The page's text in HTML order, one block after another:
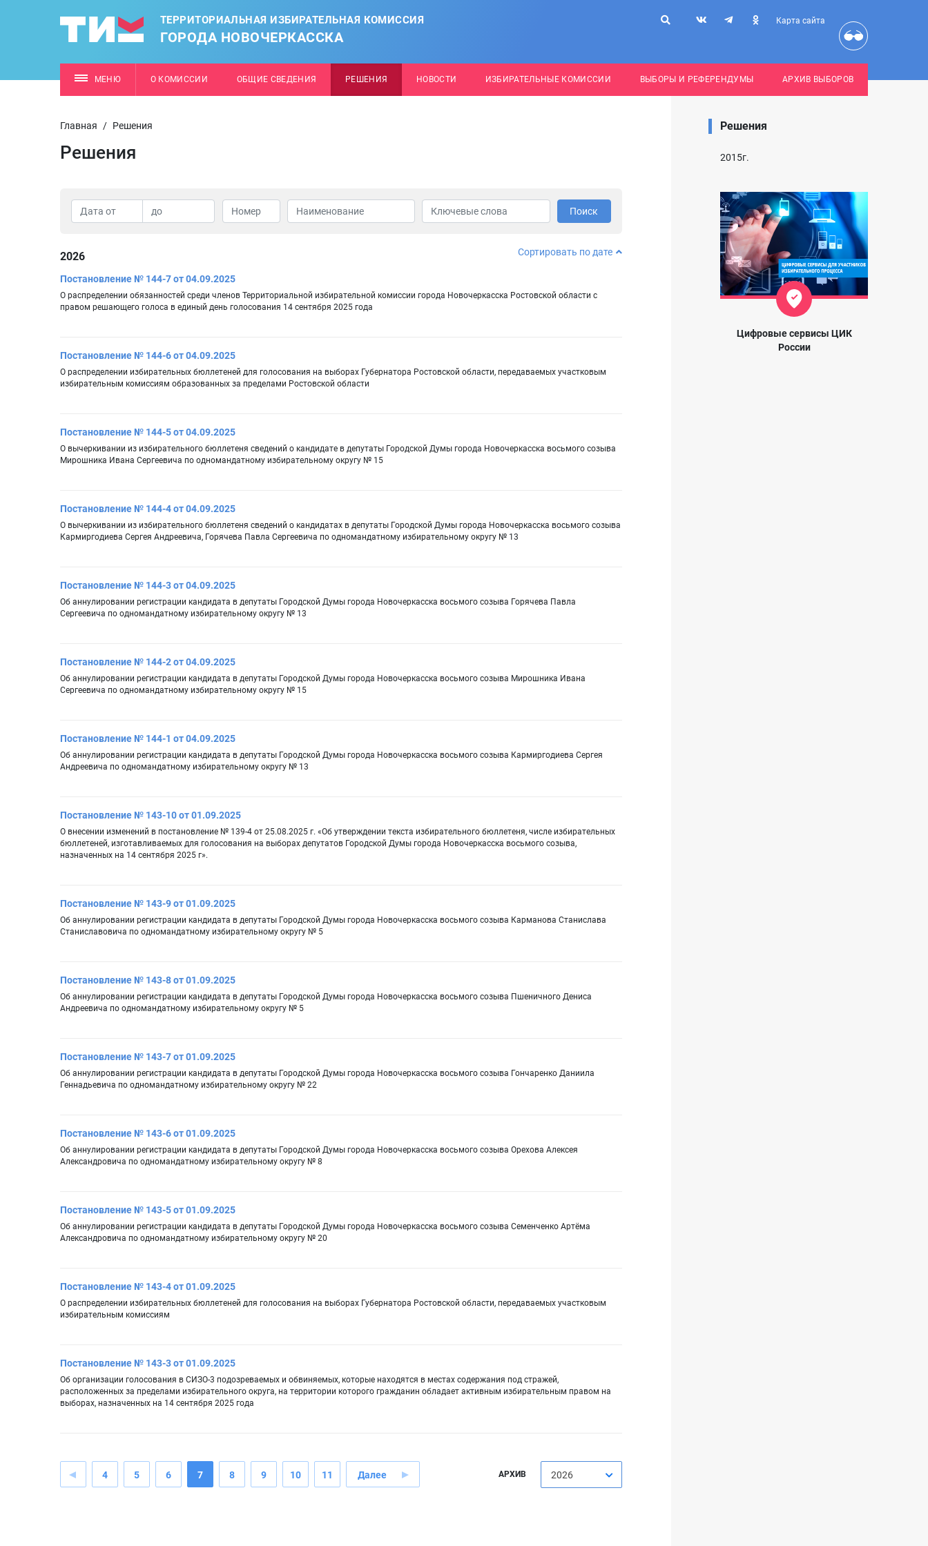
ТЕРРИТОРИАЛЬНАЯ ИЗБИРАТЕЛЬНАЯ КОМИССИЯ
ГОРОДА НОВОЧЕРКАССКА
Карта сайта
МЕНЮ О КОМИССИИ ОБЩИЕ СВЕДЕНИЯ РЕШЕНИЯ НОВОСТИ ИЗБИРАТЕЛЬНЫЕ КОМИССИИ ВЫБОРЫ И РЕФЕРЕНДУМЫ АРХИВ ВЫБОРОВ
Главная / Решения
Решения
Поиск
2026 Сортировать по дате
Постановление № 144-7 от 04.09.2025
О распределении обязанностей среди членов Территориальной избирательной комиссии города Новочеркасска Ростовской области с
правом решающего голоса в единый день голосования 14 сентября 2025 года
Постановление № 144-6 от 04.09.2025
О распределении избирательных бюллетеней для голосования на выборах Губернатора Ростовской области, передаваемых участковым
избирательным комиссиям образованных за пределами Ростовской области
Постановление № 144-5 от 04.09.2025
О вычеркивании из избирательного бюллетеня сведений о кандидате в депутаты Городской Думы города Новочеркасска восьмого созыва
Мирошника Ивана Сергеевича по одномандатному избирательному округу № 15
Постановление № 144-4 от 04.09.2025
О вычеркивании из избирательного бюллетеня сведений о кандидатах в депутаты Городской Думы города Новочеркасска восьмого созыва
Кармиргодиева Сергея Андреевича, Горячева Павла Сергеевича по одномандатному избирательному округу № 13
Постановление № 144-3 от 04.09.2025
Об аннулировании регистрации кандидата в депутаты Городской Думы города Новочеркасска восьмого созыва Горячева Павла
Сергеевича по одномандатному избирательному округу № 13
Постановление № 144-2 от 04.09.2025
Об аннулировании регистрации кандидата в депутаты Городской Думы города Новочеркасска восьмого созыва Мирошника Ивана
Сергеевича по одномандатному избирательному округу № 15
Постановление № 144-1 от 04.09.2025
Об аннулировании регистрации кандидата в депутаты Городской Думы города Новочеркасска восьмого созыва Кармиргодиева Сергея
Андреевича по одномандатному избирательному округу № 13
Постановление № 143-10 от 01.09.2025
О внесении изменений в постановление № 139-4 от 25.08.2025 г. «Об утверждении текста избирательного бюллетеня, числе избирательных
бюллетеней, изготавливаемых для голосования на выборах депутатов Городской Думы города Новочеркасска восьмого созыва,
назначенных на 14 сентября 2025 г».
Постановление № 143-9 от 01.09.2025
Об аннулировании регистрации кандидата в депутаты Городской Думы города Новочеркасска восьмого созыва Карманова Станислава
Станиславовича по одномандатному избирательному округу № 5
Постановление № 143-8 от 01.09.2025
Об аннулировании регистрации кандидата в депутаты Городской Думы города Новочеркасска восьмого созыва Пшеничного Дениса
Андреевича по одномандатному избирательному округу № 5
Постановление № 143-7 от 01.09.2025
Об аннулировании регистрации кандидата в депутаты Городской Думы города Новочеркасска восьмого созыва Гончаренко Даниила
Геннадьевича по одномандатному избирательному округу № 22
Постановление № 143-6 от 01.09.2025
Об аннулировании регистрации кандидата в депутаты Городской Думы города Новочеркасска восьмого созыва Орехова Алексея
Александровича по одномандатному избирательному округу № 8
Постановление № 143-5 от 01.09.2025
Об аннулировании регистрации кандидата в депутаты Городской Думы города Новочеркасска восьмого созыва Семенченко Артёма
Александровича по одномандатному избирательному округу № 20
Постановление № 143-4 от 01.09.2025
О распределении избирательных бюллетеней для голосования на выборах Губернатора Ростовской области, передаваемых участковым
избирательным комиссиям
Постановление № 143-3 от 01.09.2025
Об организации голосования в СИЗО-3 подозреваемых и обвиняемых, которые находятся в местах содержания под стражей,
расположенных за пределами избирательного округа, на территории которого гражданин обладает активным избирательным правом на
выборах, назначенных на 14 сентября 2025 года
4 5 6 7 8 9 10 11 Далее АРХИВ 2026
Решения
2015г.
Цифровые сервисы ЦИК
России